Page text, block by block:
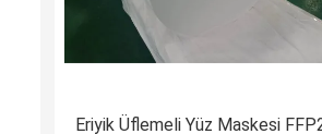
Eriyik Üflemeli Yüz Maskesi